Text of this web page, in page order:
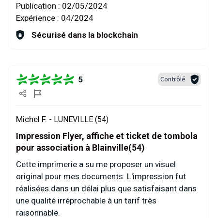
Publication : 02/05/2024
Expérience : 04/2024
Sécurisé dans la blockchain
5 Contrôlé
Michel F. - LUNEVILLE (54)
Impression Flyer, affiche et ticket de tombola
pour association à Blainville(54)
Cette imprimerie a su me proposer un visuel
original pour mes documents. L'impression fut
réalisées dans un délai plus que satisfaisant dans
une qualité irréprochable à un tarif très
raisonnable.